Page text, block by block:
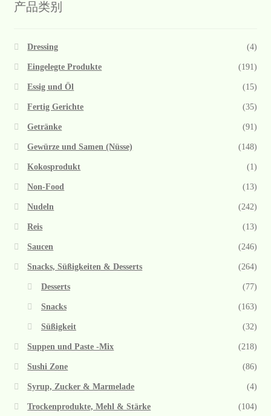
产品类别
Dressing (4)
Eingelegte Produkte (191)
Essig und Öl (15)
Fertig Gerichte (35)
Getränke (91)
Gewürze und Samen (Nüsse) (148)
Kokosprodukt (1)
Non-Food (13)
Nudeln (242)
Reis (13)
Saucen (246)
Snacks, Süßigkeiten & Desserts (264)
Desserts (77)
Snacks (163)
Süßigkeit (32)
Suppen und Paste -Mix (218)
Sushi Zone (86)
Syrup, Zucker & Marmelade (4)
Trockenprodukte, Mehl & Stärke (104)